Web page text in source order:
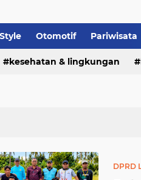
Otomotif Pariwisata
kesehatan & lingkungan
DPRD